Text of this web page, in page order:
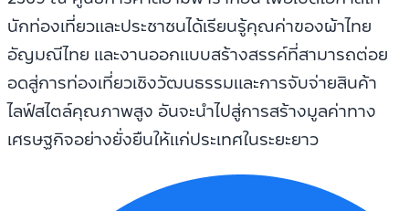
นักท่องเที่ยวและประชาชนได้เรียนรู้คุณค่าของผ้าไทย
อัญมณีไทย และงานออกแบบสร้างสรรค์ที่สามารถต่อย
อดสู่การท่องเที่ยวเชิงวัฒนธรรมและการจับจ่ายสินค้า
ไลฟ์สไตล์คุณภาพสูง อันจะนำไปสู่การสร้างมูลค่าทาง
เศรษฐกิจอย่างยั่งยืนให้แก่ประเทศในระยะยาว